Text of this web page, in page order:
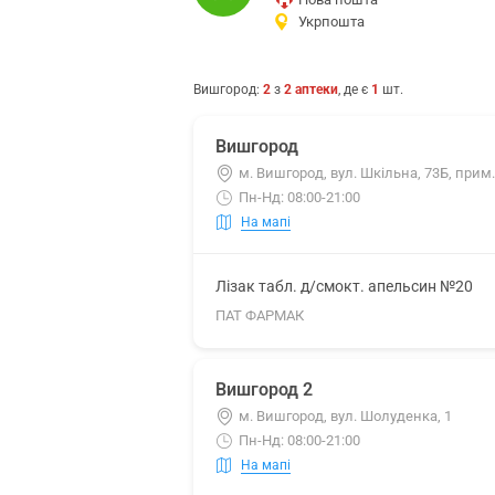
Укрпошта
Вишгород: 2 з 2 аптеки, де є 1 шт.
Вишгород
м. Вишгород, вул. Шкільна, 73Б,
Пн-Нд: 08:00-21:00
На мапі
Лізак табл. д/смокт. апельсин №20
ПАТ ФАРМАК
Вишгород 2
м. Вишгород, вул. Шолуденка, 1
Пн-Нд: 08:00-21:00
На мапі